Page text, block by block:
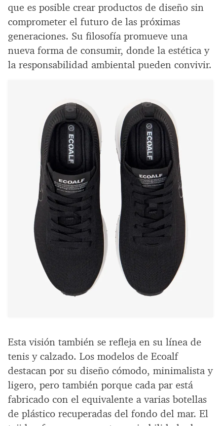
que es posible crear productos de diseño sin
comprometer el futuro de las próximas
generaciones. Su filosofía promueve una
nueva forma de consumir, donde la estética y
la responsabilidad ambiental pueden convivir.
Esta visión también se refleja en su línea de
tenis y calzado. Los modelos de Ecoalf
destacan por su diseño cómodo, minimalista y
ligero, pero también porque cada par está
fabricado con el equivalente a varias botellas
de plástico recuperadas del fondo del mar. El